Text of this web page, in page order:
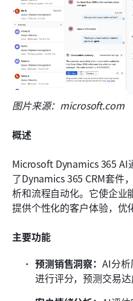
图片来源：microsoft.com
概述
Microsoft Dynamics 365 AI
了Dynamics 365 CRM套件
析和流程自动化。它使企业
提供个性化的客户体验，优
主要功能
预测销售洞察：AI分
进行评分，预测交易达